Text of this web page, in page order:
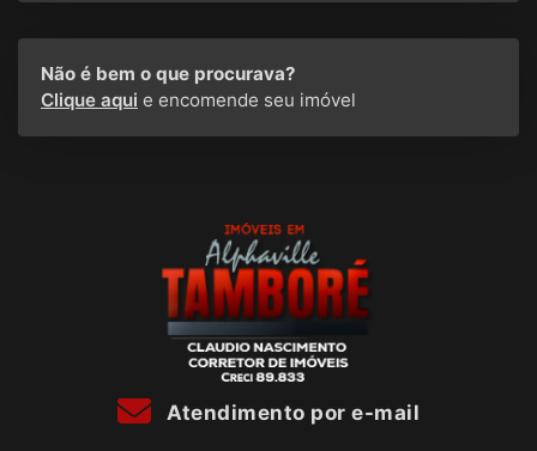
Não é bem o que procurava?
Clique aqui e encomende seu imóvel
Atendimento por e-mail